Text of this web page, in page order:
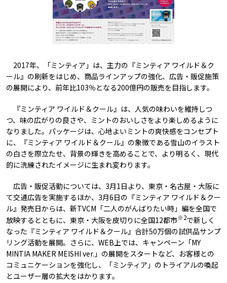
2017年、「ミンティア」は、主力の『ミンティア ワイルド＆ク
ール』の刷新をはじめ、商品ラインアップの強化、広告・販促施策
の展開により、前年比103％となる200億円の販売を目指します。
『ミンティア ワイルド＆クール』は、人気の味わいを維持しつ
つ、味の広がりの良さや、ミントのおいしさをより楽しめるように
なりました。パッケージは、心地よいミントの爽快感をコンセプト
に、『ミンティア ワイルド＆クール』の象徴である雪山のイラスト
の白さを際立たせ、背景の輝きを高めることで、より明るく、現代
的に洗練されたイメージに生まれ変わります。
広告・販促活動については、3月1日より、東京・名古屋・大阪に
て交通広告を実施するほか、3月6日の『ミンティア ワイルド＆クー
ル』発売日からは、新TVCM「二人のがんばりたい時」編を全国で
放映するとともに、東京・大阪を皮切りに全国12都市※2で新しく
なった『ミンティア ワイルド＆クール』合計50万個の試供品サンプ
リング活動を展開。さらに、WEB上では、キャンペーン「MY
MINTIA MAKER MEISHI ver.」の展開をスタートなど、お客様との
コミュニケーションを強化し、「ミンティア」のトライアルの喚起
とユーザー層の拡大をはかります。